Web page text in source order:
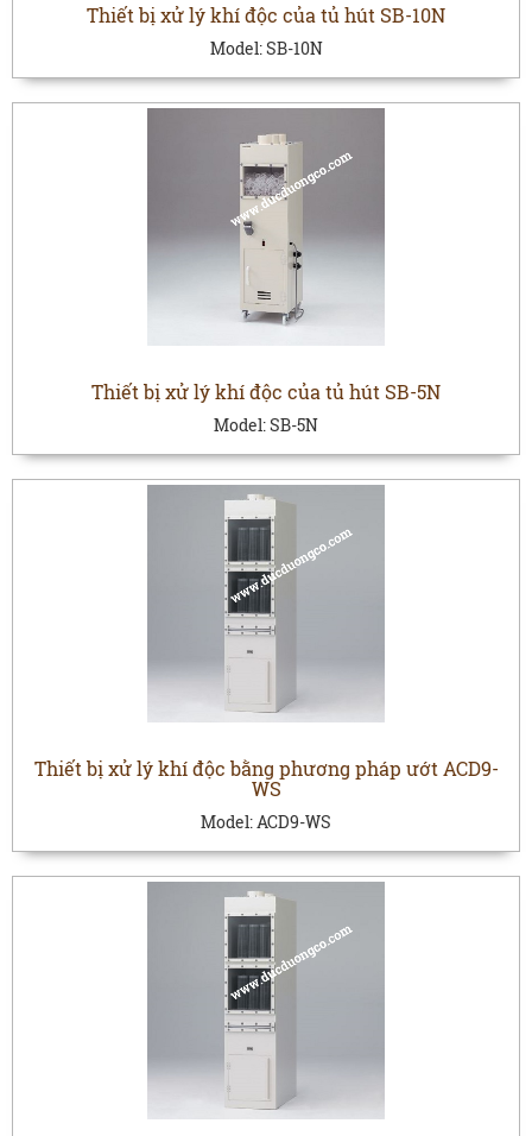
Thiết bị xử lý khí độc của tủ hút SB-10N
Model:SB-10N
Thiết bị xử lý khí độc của tủ hút SB-5N
Model:SB-5N
Thiết bị xử lý khí độc bằng phương pháp ướt ACD9-
WS
Model:ACD9-WS